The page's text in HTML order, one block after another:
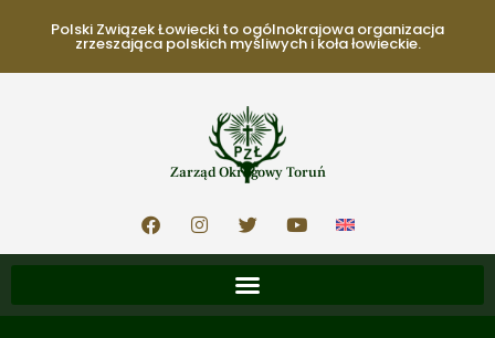
Polski Związek Łowiecki to ogólnokrajowa organizacja
zrzeszająca polskich myśliwych i koła łowieckie.
Zarząd Okręgowy Toruń